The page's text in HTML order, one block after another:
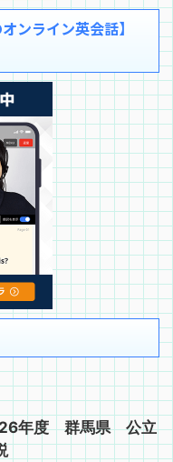
ンライン英会話】
年度 群馬県 公立